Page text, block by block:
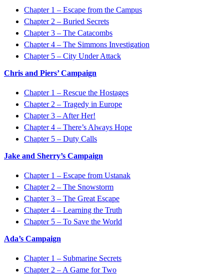
Chapter 1 – Escape from the Campus
Chapter 2 – Buried Secrets
Chapter 3 – The Catacombs
Chapter 4 – The Simmons Investigation
Chapter 5 – City Under Attack
Chris and Piers’ Campaign
Chapter 1 – Rescue the Hostages
Chapter 2 – Tragedy in Europe
Chapter 3 – After Her!
Chapter 4 – There’s Always Hope
Chapter 5 – Duty Calls
Jake and Sherry’s Campaign
Chapter 1 – Escape from Ustanak
Chapter 2 – The Snowstorm
Chapter 3 – The Great Escape
Chapter 4 – Learning the Truth
Chapter 5 – To Save the World
Ada’s Campaign
Chapter 1 – Submarine Secrets
Chapter 2 – A Game for Two